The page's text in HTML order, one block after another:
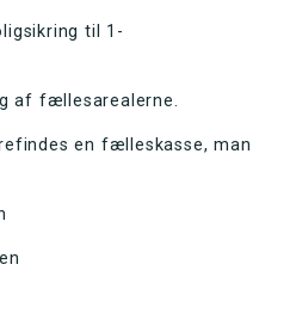
til 1-
af fællesarealerne.
en fælleskasse, man